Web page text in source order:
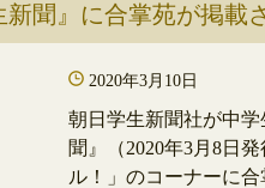
新聞』に合掌苑が掲載
2020年3月10日
朝日学生新聞社が中
聞』（2020年3月8日
ル！」のコーナーに